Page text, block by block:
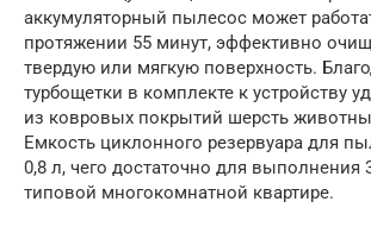
аккумуляторный пылесос может
протяжении 55 минут, эффективно
твердую или мягкую поверхность.
турбощетки в комплекте к устройству
из ковровых покрытий шерсть
Емкость циклонного резервуара для
0,8 л, чего достаточно для выполнения
типовой многокомнатной квартире.